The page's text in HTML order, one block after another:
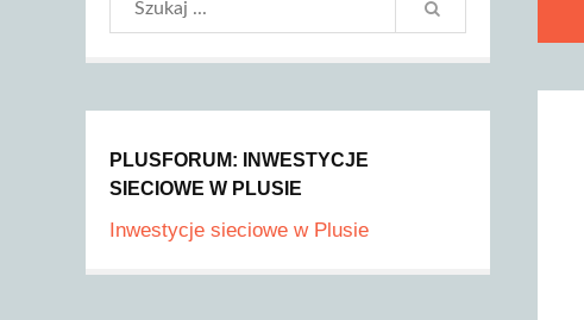
PLUSFORUM: INWESTYCJE
SIECIOWE W PLUSIE
Inwestycje sieciowe w Plusie